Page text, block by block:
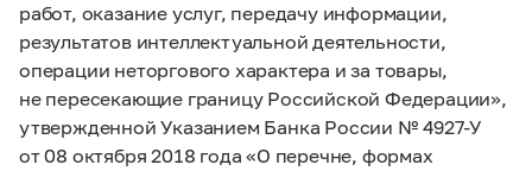
работ, оказание услуг, передачу информации,
результатов интеллектуальной деятельности,
операции неторгового характера и за товары,
не пересекающие границу Российской Федерации»,
утвержденной Указанием Банка России №4927-У
от 08 октября 2018 года «О перечне, формах